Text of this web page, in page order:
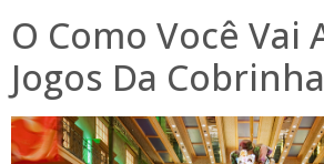
O Como Você Vai
Jogos Da Cobrinha